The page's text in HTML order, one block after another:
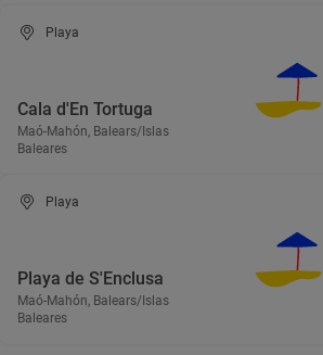
Playa
Cala d'En Tortuga
Maó-Mahón, Balears/Islas
Baleares
Playa
Playa de S'Enclusa
Maó-Mahón, Balears/Islas
Baleares